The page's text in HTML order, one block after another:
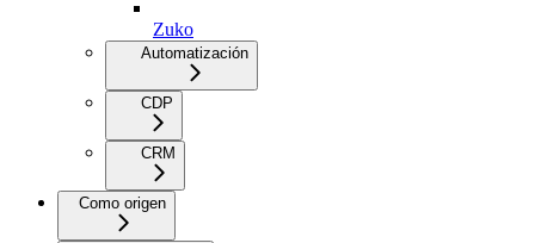
Zuko
Automatización
CDP
CRM
Como origen